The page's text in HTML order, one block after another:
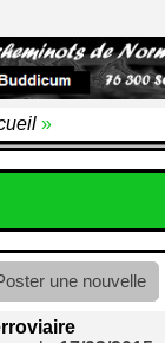
»
une nouvelle